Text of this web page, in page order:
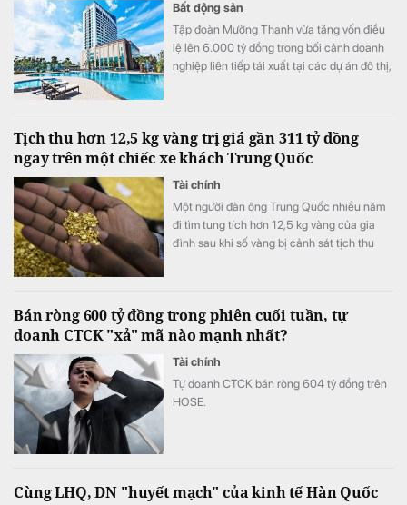
Bất động sản
Tập đoàn Mường Thanh vừa tăng vốn điều
lệ lên 6.000 tỷ đồng trong bối cảnh doanh
nghiệp liên tiếp tái xuất tại các dự án đô thị,
Tịch thu hơn 12,5 kg vàng trị giá gần 311 tỷ đồng
ngay trên một chiếc xe khách Trung Quốc
Tài chính
Một người đàn ông Trung Quốc nhiều năm
đi tìm tung tích hơn 12,5 kg vàng của gia
đình sau khi số vàng bị cảnh sát tịch thu
Bán ròng 600 tỷ đồng trong phiên cuối tuần, tự
doanh CTCK "xả" mã nào mạnh nhất?
Tài chính
Tự doanh CTCK bán ròng 604 tỷ đồng trên
HOSE.
Cùng LHQ, DN "huyết mạch" của kinh tế Hàn Quốc